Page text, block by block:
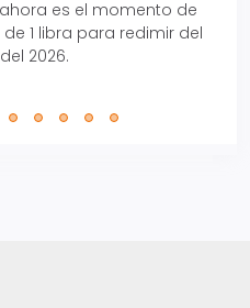
es el momento de
1 libra para redimir del
2026.